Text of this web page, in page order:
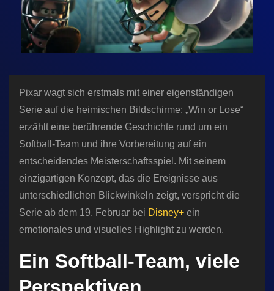
Pixar wagt sich erstmals mit einer eigenständigen
Serie auf die heimischen Bildschirme: „Win or Lose“
erzählt eine berührende Geschichte rund um ein
Softball-Team und ihre Vorbereitung auf ein
entscheidendes Meisterschaftsspiel. Mit seinem
einzigartigen Konzept, das die Ereignisse aus
unterschiedlichen Blickwinkeln zeigt, verspricht die
Serie ab dem 19. Februar bei Disney+ ein
emotionales und visuelles Highlight zu werden.
Ein Softball-Team, viele